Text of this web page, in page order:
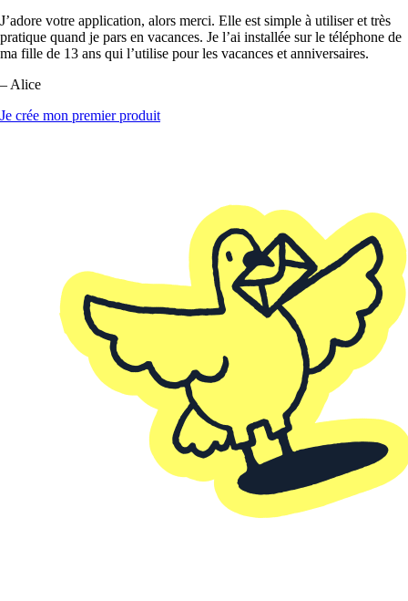
J’adore votre application, alors merci. Elle est simple à utiliser et très
pratique quand je pars en vacances. Je l’ai installée sur le téléphone de
ma fille de 13 ans qui l’utilise pour les vacances et anniversaires.
– Alice
Je crée mon premier produit